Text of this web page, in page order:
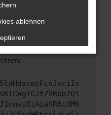
Schritte versucht
Wir werden
zu beheben. Du kannst
um uns bei der
ablehnen